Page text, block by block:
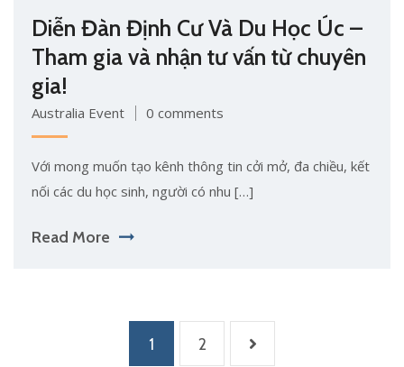
Diễn Đàn Định Cư Và Du Học Úc –
Tham gia và nhận tư vấn từ chuyên
gia!
Australia Event 0 comments
Với mong muốn tạo kênh thông tin cởi mở, đa chiều, kết
nối các du học sinh, người có nhu […]
Read More
1 2